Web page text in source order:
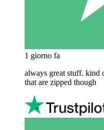
1 giorno fa
always great stuff. kind
that are zipped though